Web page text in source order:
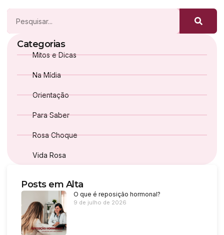
Categorias
Mitos e Dicas
Na Mídia
Orientação
Para Saber
Rosa Choque
Vida Rosa
Posts em Alta
O que é reposição hormonal?
9 de julho de 2026